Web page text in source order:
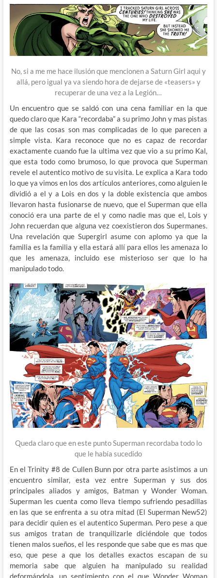
No, si a me me hace ilusión que mencionen a Saturn Girl aqui y
allá, pero igual ya va siendo hora de dejarse de «teasers» y
recuperar de una vez a la Legión…
Un encuentro que se saldó con una cena familiar en la que
quedo claro que Kara “recordaba” a su primo John y mas pistas
de que las cosas son mas complicadas de lo que parecen a
simple vista. Kara reconoce que no es capaz de recordar
exactamente cuando fue la ultima vez que vio a su primo Kal,
que esta todo como brumoso, lo que provoca que Superman
revele el autentico motivo de su visita. Le explica a Kara todo
lo que ya vimos en los dos artículos anteriores, como alguien le
dividió a el y a Lois en dos y la doble existencia que ambos
llevaron hasta fusionarse de nuevo, que el Superman que ella
conoció era una parte de el y como nadie mas que el, Lois y
John recuerdan que alguna vez coexistieron dos Supermanes.
Una revelación que Supergirl asume con aplomo ya que la
familia es la familia y ella estará allí para ellos les amenaza lo
que les amenaza, incluido ese misterioso ser que lo ha
manipulado todo.
Queda claro que en este punto Superman recordaba todo lo
que le había sucedido
En el Trinity #8 de Cullen Bunn por otra parte asistimos a un
encuentro similar, esta vez entre Superman y sus dos
principales aliados y amigos, Batman y Wonder Woman.
Superman les cuenta como lleva tiempo sufriendo pesadillas
en las que se enfrenta a su otra mitad (El Superman New52)
para decidir quien es el autentico Superman. Pero pese a que
sus amigos tratan de tranquilizarle diciéndole que todos
tienen malos sueños, el les responde que sabe que es mas que
eso, que pese a que los detalles exactos escapan de su
memoria sabe que alguien ha manipulado su realidad
deformándola, un sentimiento con el que Wonder Woman